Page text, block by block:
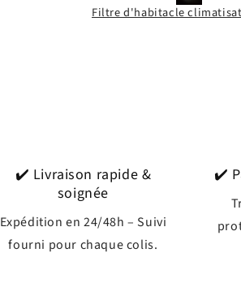
Filtre d'habitacle climatisation Mazda 3 / CX-30 / CX-4
✔️ Livraison rapide &
soignée
Expédition en 24/48h – Suivi
fourni pour chaque colis.
✔️